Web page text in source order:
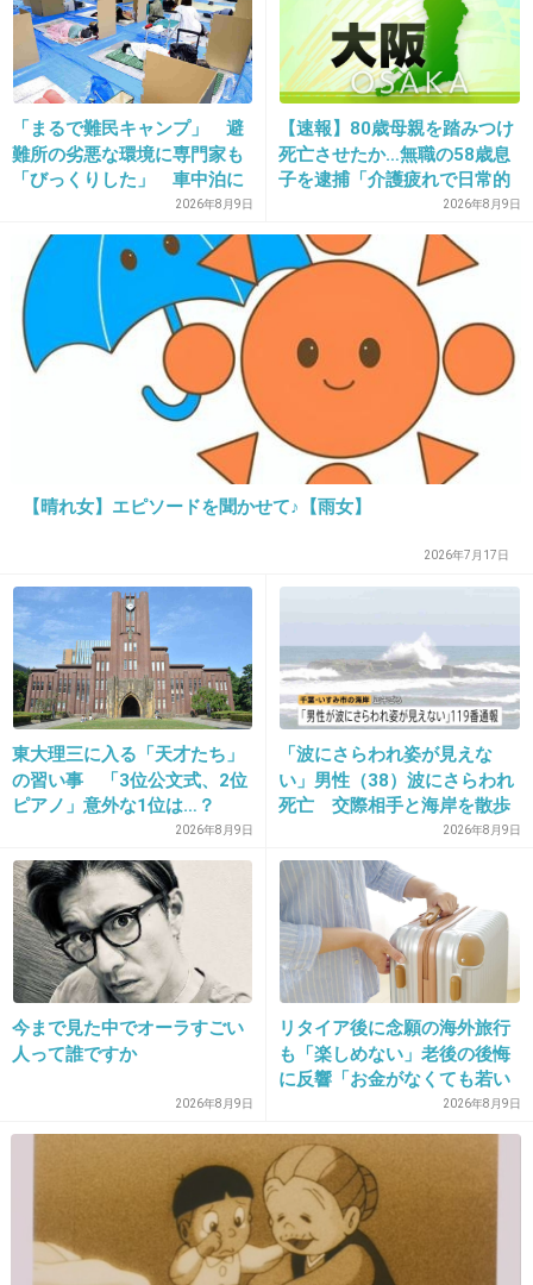
18. 匿名 2026/06/03(水) 21:03:28
若手の指導なんてしたくない
+19 -1
職場に包丁を持って行くんだね
包丁は職場じゃなく台所で使うものなんだよ
2件の返信
+50
お金借りたりしたら足がつくことは考えに至ら
んのかね…まぁ理性がないようだからそもそも
なわけだけど
21. 匿名2026/06/03(水) 21:04:03
夜系かAV系の仕事だろな
+1
22. 匿名2026/06/03(水) 21:04:15
他人の身分証で借金して挙句に殺害ってなにそ
れ。日本人成り済ましかなんかなの。
+13
23. 匿名2026/06/03(水) 21:04:20
「まるで難民キャンプ」 避
難所の劣悪な環境に専門家も
「びっくりした」 車中泊に
もリスクが 「熱したフライ
パンに飛び込むようなもの」
2026年8月9日
【速報】80歳母親を踏みつけ
死亡させたか…無職の58歳息
子を逮捕「介護疲れで日常的
に暴行」肋骨８本折れ体には
多数の痕 大阪・岬町
2026年8月9日
【晴れ女】エピソードを聞かせて♪【雨女】
2026年7月17日
東大理三に入る「天才たち」
の習い事 「3位公文式、2位
ピアノ」意外な1位は…？
「3つぐらいの習い事は当た
り前、4つ以上の家庭も多
数」
2026年8月9日
「波にさらわれ姿が見えな
い」男性（38）波にさらわれ
死亡 交際相手と海岸を散歩
中 当時は波浪注意報 千葉・
いすみ市
2026年8月9日
今まで見た中でオーラすごい
人って誰ですか
2026年8月9日
リタイア後に念願の海外旅行
も「楽しめない」老後の後悔
に反響「お金がなくても若い
うちに？」50代以上の切実な
声
2026年8月9日